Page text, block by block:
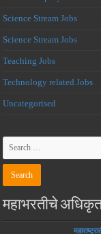
Science Stream Jobs
Science Stream Jobs
Teaching Jobs
Technology related Jobs
Uncategorised
महाभरतीचे